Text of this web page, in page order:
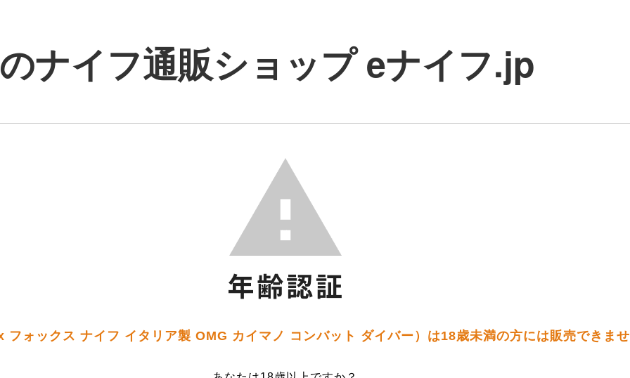
ナイフ通販ショップ eナイフ.jp
フォックス ナイフ イタリア製 OMG カイマノ コンバット ダイバー）は18歳未満の方には販売できま